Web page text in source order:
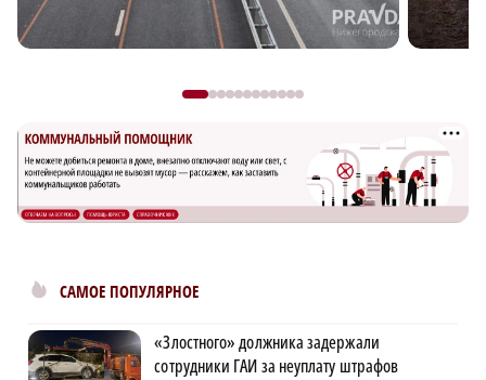
САМОЕ ПОПУЛЯРНОЕ
«Злостного» должника задержали
сотрудники ГАИ за неуплату штрафов